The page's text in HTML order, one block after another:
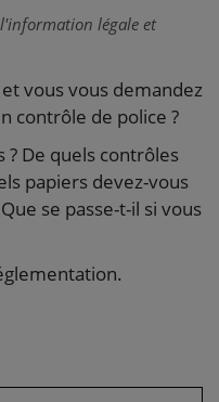
légale et
vous vous demandez
contrôle de police ?
De quels contrôles
papiers devez-vous
se passe-t-il si vous